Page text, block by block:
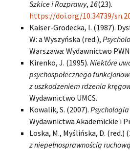
Szkice i Rozprawy, 16(23).
https://doi.org/10.34739/
Kaiser-Grodecka, I. (1987).
W: a Wyszyńska (red.),
Warszawa: Wydawnictwo
Kirenko, J. (1995). Niektóre
psychospołecznego
z uszkodzeniem rdzenia
Wydawnictwo UMCS.
Kowalik, S. (2007).
Wydawnictwa Akademickie i
Loska, M., Myślińska, D. (red.)
z niepełnosprawnością